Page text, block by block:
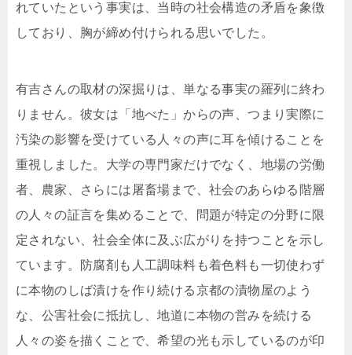
れていたという事実は、当時の社会構造の矛盾を象徴
しており、胸が締め付けられる思いでした。
有吉さんの取材の深掘りは、単なる事実の羅列に終わ
りません。彼女は「地べた」からの声、つまり実際に
汚染の影響を受けている人々の声に耳を傾けることを
重視しました。大学の専門家だけでなく、地場の労働
者、農家、さらには屠畜場まで、社会のあらゆる階層
の人々の証言を集めることで、問題が特定の分野に限
定されない、社会全体に及ぶ広がりを持つことを示し
ています。防腐剤も人工調味料も着色料も一切使わず
に本物のしば漬けを作り続ける京都の漬物屋のよう
な、公害社会に抵抗し、地道に本物の営みを続ける
人々の姿を描くことで、希望の光も示しているのが印